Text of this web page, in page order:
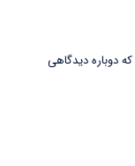
دوباره دیدگاهی